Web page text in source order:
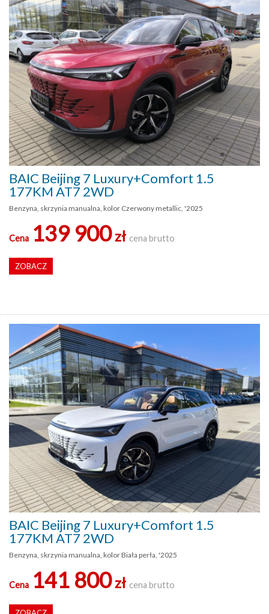
BAIC Beijing 7 Luxury+Comfort 1.5
177KM AT7 2WD
Benzyna, skrzynia manualna, kolor Czerwony metallic, '2025
Cena 139 900zł cena brutto
ZOBACZ
BAIC Beijing 7 Luxury+Comfort 1.5
177KM AT7 2WD
Benzyna, skrzynia manualna, kolor Biała perła, '2025
Cena 141 800zł cena brutto